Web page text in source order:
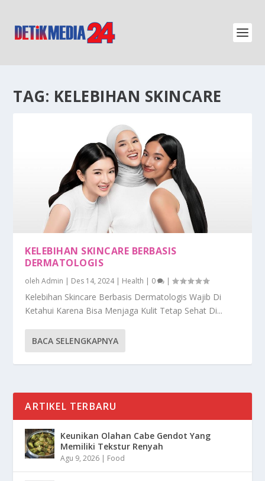
TAG: KELEBIHAN SKINCARE
KELEBIHAN SKINCARE BERBASIS
DERMATOLOGIS
olehAdmin | Des 14, 2024| Health | 0 |
Kelebihan Skincare Berbasis Dermatologis Wajib Di
Ketahui Karena Bisa Menjaga Kulit Tetap Sehat Di...
BACA SELENGKAPNYA
ARTIKEL TERBARU
Keunikan Olahan Cabe Gendot Yang
Memiliki Tekstur Renyah
Agu 9, 2026 | Food